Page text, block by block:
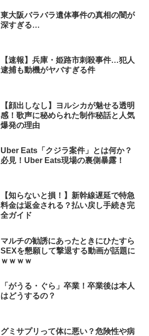
東大阪バラバラ遺体事件の真相の闇が
深すぎる…
【速報】兵庫・姫路市刺殺事件…犯人
逮捕も動機がヤバすぎる件
【顔出しなし】ヨルシカが魅せる透明
感！歌声に秘められた制作秘話と人気
爆発の理由
Uber Eats「クジラ案件」とは何か？
必見！Uber Eats現場の裏側暴露！
【知らないと損！】新幹線遅延で特急
料金は返金される？払い戻し手続き完
全ガイド
マルチの勧誘にあったときにひたすら
SEXを懇願して撃退する動画が話題に
ｗｗｗｗ
「がうる・ぐら」卒業！卒業後は本人
はどうするの？
グミサプリって体に悪い？危険性や病